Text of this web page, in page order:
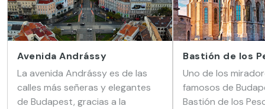
Avenida Andrássy
La avenida Andrássy es de las
calles más señeras y elegantes
de Budapest, gracias a la
Bastión de los
Uno de los
famosos de
Bastión de los